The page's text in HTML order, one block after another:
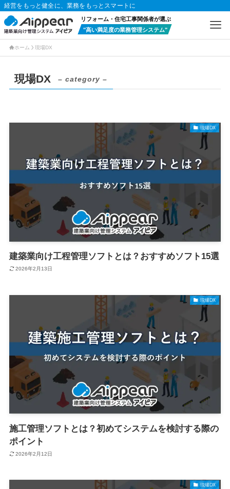
リフォーム・住宅工事関係者が選ぶ
"高い満足度の業務管理システム"
経営をもっと健全に、業務をもっとスマートに
ホーム 現場DX
現場DX – category –
現場DX
建築業向け工程管理ソフトとは？おすすめソフト15選
2026年2月13日
現場DX
施工管理ソフトとは？初めてシステムを検討する際の
ポイント
2026年2月12日
現場DX